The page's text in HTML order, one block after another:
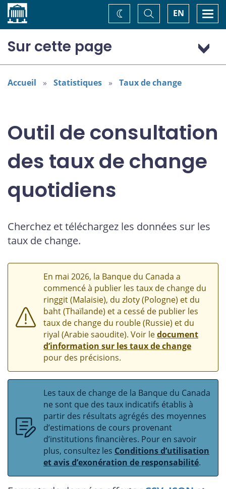
Accueil EN
Basculer
la
recherche
Changez
de
Sur cette page
Dollar (Australie) (AUD)
Accueil Statistiques Taux de change
Outil de consultation
des taux de change
quotidiens
Cherchez et téléchargez les données sur les
taux de change.
En mai 2026, la Banque du Canada a
commencé à publier les taux de change du
ringgit (Malaisie), du zloty (Pologne) et du
baht (Thaïlande) et a cessé de publier les
taux de change du rouble (Russie) et du
riyal (Arabie saoudite). Voir ledocument
d’information sur les taux de change
pour des précisions.
Les taux de change de la Banque du Canada
ne sont que des taux indicatifs établis à
partir des résultats agrégés des moyennes
d’estimations de cours provenant
d’institutions financières. Pour en savoir
plus, consultez les Conditions d’utilisation
et avis d’exonération de responsabilité.